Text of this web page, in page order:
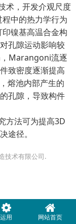
，开发介观尺度
中的热力学行为
镍基高温合金构
孔隙运动影响较
，Marangoni流逐
致密度逐渐提高
熔池内部产生的
孔隙，导致构件
方法可为提高3D
途径。
技术有限公司.
运用 网站首页